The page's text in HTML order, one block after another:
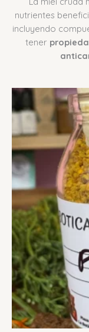
nutrientes
incluyendo
tener